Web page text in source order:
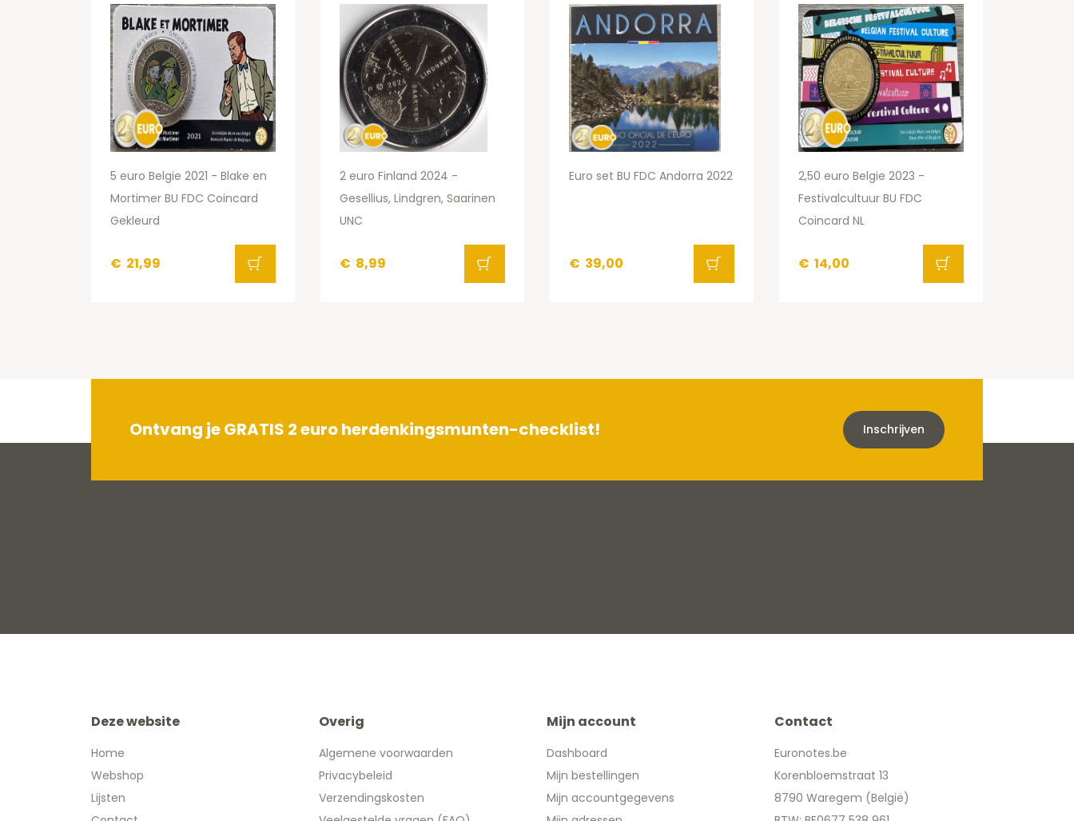
5 euro Belgie 2021 - Blake en
Mortimer BU FDC Coincard
Gekleurd
€ 21,99
2 euro Finland 2024 -
Gesellius, Lindgren, Saarinen
UNC
€ 8,99
Euro set BU FDC Andorra 2022
€ 39,00
2,50 euro Belgie 2023 -
Festivalcultuur BU FDC
Coincard NL
€ 14,00
Ontvang je GRATIS 2 euro herdenkingsmunten-checklist! Inschrijven
Deze website
Home
Webshop
Lijsten
Overig
Algemene voorwaarden
Privacybeleid
Verzendingskosten
Mijn account
Dashboard
Mijn bestellingen
Mijn accountgegevens
Contact
Euronotes.be
Korenbloemstraat 13
8790 Waregem (België)